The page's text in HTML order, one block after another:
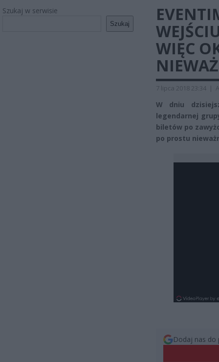
Szukaj w serwisie
Szukaj
WIĘC
7 lipca 2018 23:34 |
W dniu
legendarnej
biletów po
po prostu
Dodaj nas do